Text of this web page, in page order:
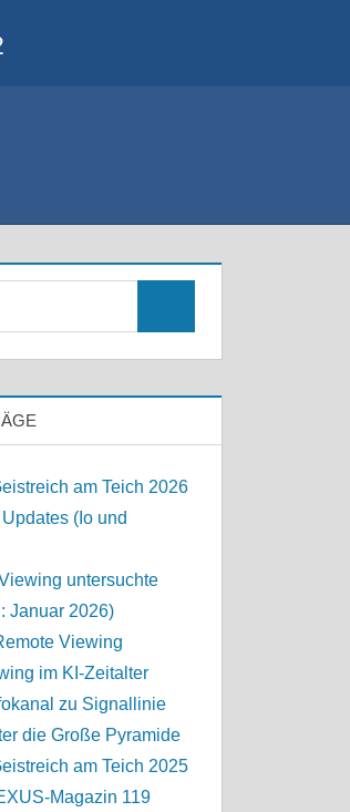
am Teich 2026
(Io und
untersuchte
Januar 2026)
Viewing
im KI-Zeitalter
zu Signallinie
die Große Pyramide
am Teich 2025
Magazin 119